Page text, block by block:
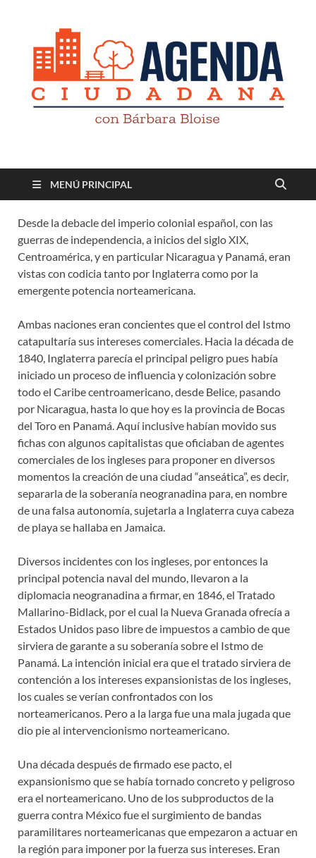
Revista digital
MENÚ PRINCIPAL
Desde la debacle del imperio colonial español, con las
guerras de independencia, a inicios del siglo XIX,
Centroamérica, y en particular Nicaragua y Panamá, eran
vistas con codicia tanto por Inglaterra como por la
emergente potencia norteamericana.
Ambas naciones eran concientes que el control del Istmo
catapultaría sus intereses comerciales. Hacia la década de
1840, Inglaterra parecía el principal peligro pues había
iniciado un proceso de influencia y colonización sobre
todo el Caribe centroamericano, desde Belice, pasando
por Nicaragua, hasta lo que hoy es la provincia de Bocas
del Toro en Panamá. Aquí inclusive habían movido sus
fichas con algunos capitalistas que oficiaban de agentes
comerciales de los ingleses para proponer en diversos
momentos la creación de una ciudad “anseática”, es decir,
separarla de la soberanía neogranadina para, en nombre
de una falsa autonomía, sujetarla a Inglaterra cuya cabeza
de playa se hallaba en Jamaica.
Diversos incidentes con los ingleses, por entonces la
principal potencia naval del mundo, llevaron a la
diplomacia neogranadina a firmar, en 1846, el Tratado
Mallarino-Bidlack, por el cual la Nueva Granada ofrecía a
Estados Unidos paso libre de impuestos a cambio de que
sirviera de garante a su soberanía sobre el Istmo de
Panamá. La intención inicial era que el tratado sirviera de
contención a los intereses expansionistas de los ingleses,
los cuales se verían confrontados con los
norteamericanos. Pero a la larga fue una mala jugada que
dio pie al intervencionismo norteamericano.
Una década después de firmado ese pacto, el
expansionismo que se había tornado concreto y peligroso
era el norteamericano. Uno de los subproductos de la
guerra contra México fue el surgimiento de bandas
paramilitares norteamericanas que empezaron a actuar en
la región para imponer por la fuerza sus intereses. Eran